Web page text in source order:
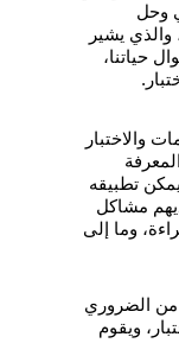
يشير
تطبيقه
مشاكل
وما إلى
الضروري
ويقوم